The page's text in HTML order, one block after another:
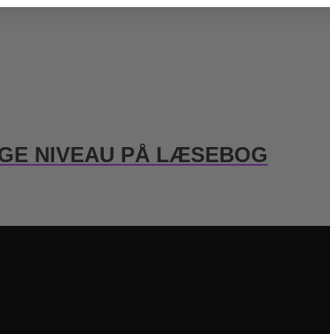
NIVEAU PÅ LÆSEBOG